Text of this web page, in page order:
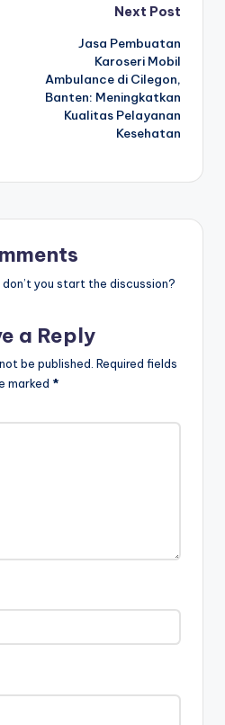
Next Post
Jasa Pembuatan
Karoseri Mobil
Ambulance di Cilegon,
Banten: Meningkatkan
Kualitas Pelayanan
Kesehatan
you start the discussion?
a Reply
be published. Required fields
marked *